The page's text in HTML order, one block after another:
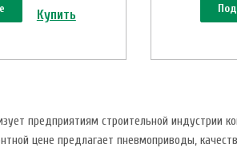
Купить
предприятиям строительной
цене предлагает пневмоприводы,